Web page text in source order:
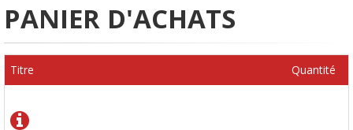
PANIER D'ACHATS
Titre Quantité